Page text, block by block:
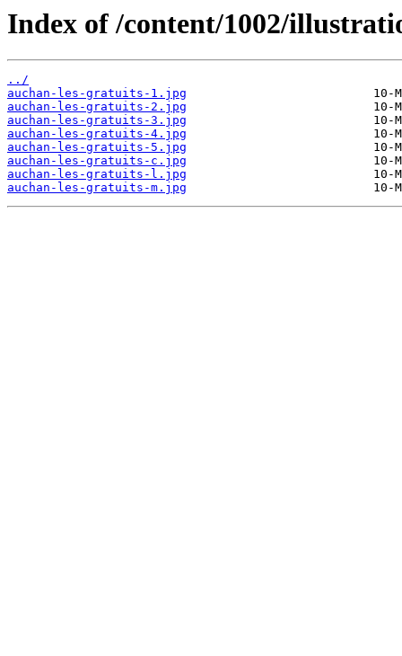
Index of /content/1002/
../
auchan-les-gratuits-1.jpg
auchan-les-gratuits-2.jpg
auchan-les-gratuits-3.jpg
auchan-les-gratuits-4.jpg
auchan-les-gratuits-5.jpg
auchan-les-gratuits-c.jpg
auchan-les-gratuits-l.jpg
auchan-les-gratuits-m.jpg